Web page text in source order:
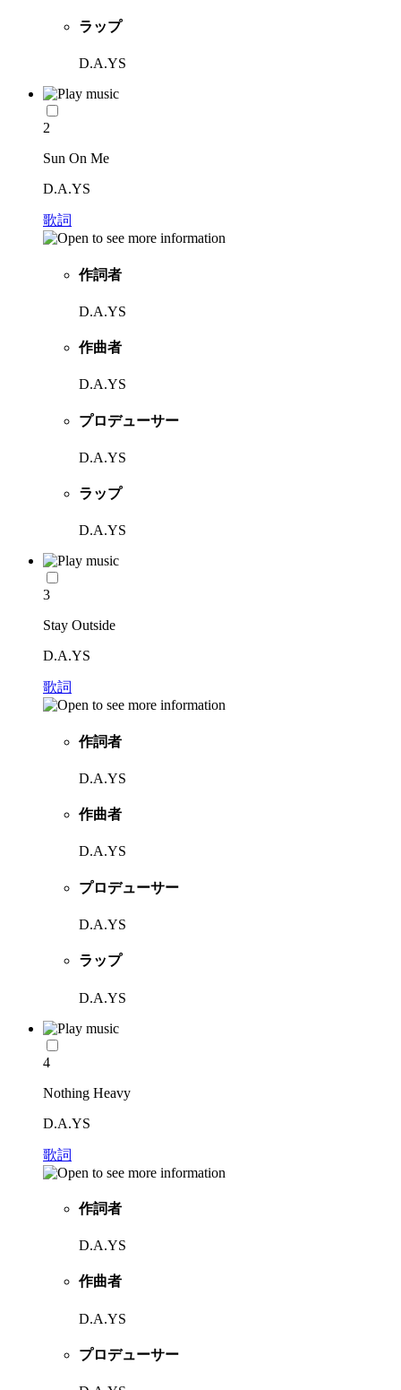
ラップ
D.A.YS
2
Sun On Me
D.A.YS
歌詞
作詞者
D.A.YS
作曲者
D.A.YS
プロデューサー
D.A.YS
ラップ
D.A.YS
3
Stay Outside
D.A.YS
歌詞
作詞者
D.A.YS
作曲者
D.A.YS
プロデューサー
D.A.YS
ラップ
D.A.YS
4
Nothing Heavy
D.A.YS
歌詞
作詞者
D.A.YS
作曲者
D.A.YS
プロデューサー